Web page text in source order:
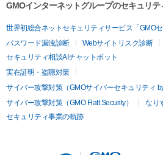
GMOインターネットグループのセキュリテ
世界初総合ネットセキュリティサービス「GMOセ
パスワード漏洩診断
Webサイトリスク診断
セキュリティ相談AIチャットボット
実在証明・盗聴対策
サイバー攻撃対策（GMOサイバーセキュリティ
サイバー攻撃対策（GMO Flatt Security）
なり
セキュリティ事業の軌跡